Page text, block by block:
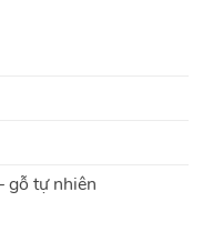
gỗ tự nhiên